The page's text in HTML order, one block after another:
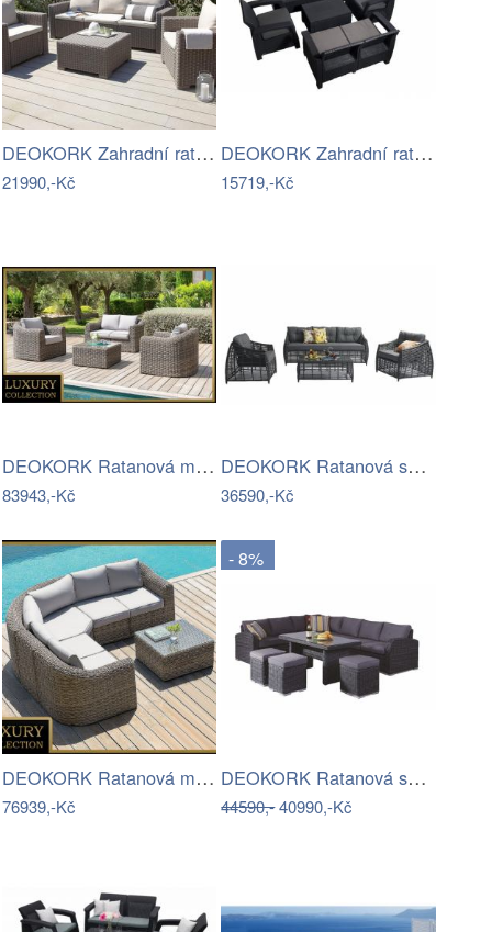
DEOKORK Zahradní ratanová sestava…
21990,-Kč
DEOKORK Zahradní ratanová sestava …
15719,-Kč
DEOKORK Ratanová modulová sestava…
83943,-Kč
DEOKORK Ratanová sestava CHARLOTTE …
36590,-Kč
DEOKORK Ratanová modulová sestava…
76939,-Kč
- 8%
DEOKORK Ratanová sestava NAOMI antracit…
44590,-40990,-Kč